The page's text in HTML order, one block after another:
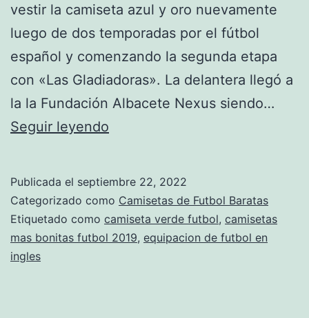
vestir la camiseta azul y oro nuevamente
luego de dos temporadas por el fútbol
español y comenzando la segunda etapa
con «Las Gladiadoras». La delantera llegó a
la la Fundación Albacete Nexus siendo…
Seguir leyendo
vector
Publicada el septiembre 22, 2022
Categorizado como Camisetas de Futbol Baratas
Etiquetado como camiseta verde futbol, camisetas
mas bonitas futbol 2019, equipacion de futbol en
ingles